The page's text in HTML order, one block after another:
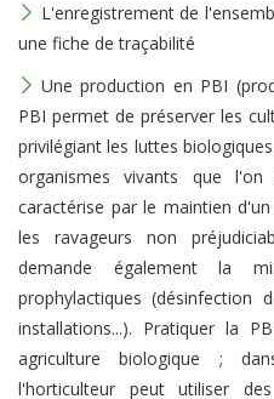
L'enregistrement de
une fiche de traçabilité
Une production en PBI
PBI permet de préserver les
privilégiant les luttes
organismes vivants que
caractérise par le maintien
les ravageurs non
demande également la
prophylactiques
installations...). Pratiquer la
agriculture biologique ;
l'horticulteur peut utiliser